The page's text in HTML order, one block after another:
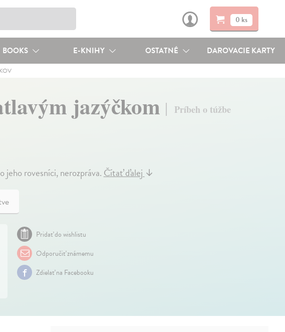
0 ks
BOOKS E-KNIHY OSTATNÉ DAROVACIE KARTY
jazýčkom
Príbeh o túžbe
jeho rovesníci, nerozpráva.Čítať ďalej↓
Pridať do wishlistu
Odporučiť známemu
Zdielať na Facebooku